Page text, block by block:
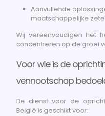
Aanvullende
maatschappelijke
Wij vereenvoudigen het
concentreren op de groei
Voor wie is de
vennootschap
De dienst voor de
België is geschikt voor: